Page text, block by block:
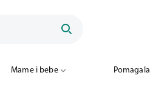
Mame i bebe Pomagala